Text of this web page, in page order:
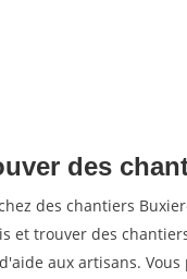
des
des chantiers
et trouver des
aux artisans.